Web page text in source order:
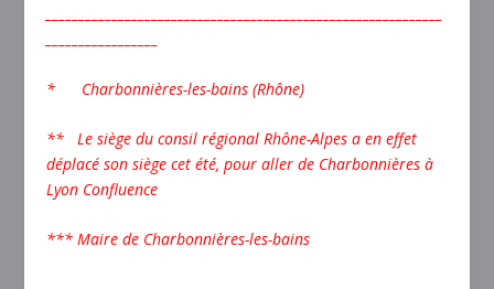
* Charbonnières-les-bains (Rhône)
** Le siège du consil régional Rhône-Alpes a en effet
déplacé son siège cet été, pour aller de Charbonnières à
Lyon Confluence
*** Maire de Charbonnières-les-bains